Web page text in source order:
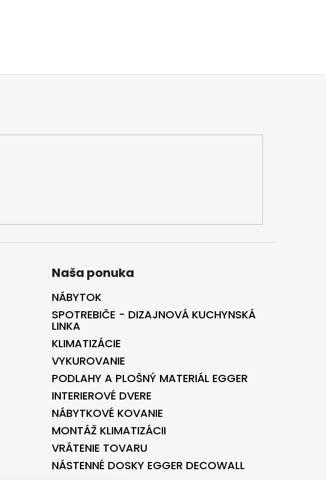
Naša ponuka
NÁBYTOK
SPOTREBIČE - DIZAJNOVÁ KUCHYNSKÁ
LINKA
KLIMATIZÁCIE
VYKUROVANIE
PODLAHY A PLOŠNÝ MATERIÁL EGGER
INTERIEROVÉ DVERE
NÁBYTKOVÉ KOVANIE
MONTÁŽ KLIMATIZÁCII
VRÁTENIE TOVARU
NÁSTENNÉ DOSKY EGGER DECOWALL